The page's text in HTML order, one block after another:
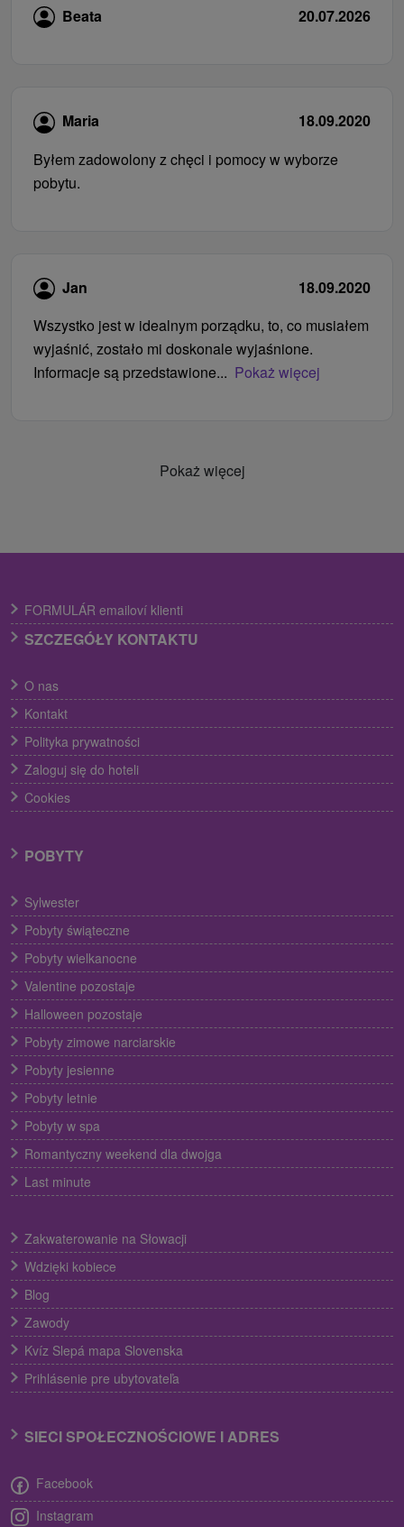
Beata 20.07.2026
Maria
18.09.2020
Byłem zadowolony z chęci i pomocy w wyborze
pobytu.
Jan
18.09.2020
Wszystko jest w idealnym porządku, to, co musiałem
wyjaśnić, zostało mi doskonale wyjaśnione.
Informacje są przedstawione... Pokaż więcej
Pokaż więcej
FORMULÁR emailoví klienti
SZCZEGÓŁY KONTAKTU
O nas
Kontakt
Polityka prywatności
Zaloguj się do hoteli
Cookies
POBYTY
Sylwester
Pobyty świąteczne
Pobyty wielkanocne
Valentine pozostaje
Halloween pozostaje
Pobyty zimowe narciarskie
Pobyty jesienne
Pobyty letnie
Pobyty w spa
Romantyczny weekend dla dwojga
Last minute
Zakwaterowanie na Słowacji
Wdzięki kobiece
Blog
Zawody
Kvíz Slepá mapa Slovenska
Prihlásenie pre ubytovateľa
SIECI SPOŁECZNOŚCIOWE I ADRES
Facebook
Instagram